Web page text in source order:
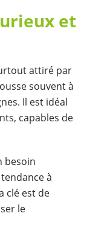
et
attiré par
souvent à
Il est idéal
capables de
besoin
à
clé est de
le